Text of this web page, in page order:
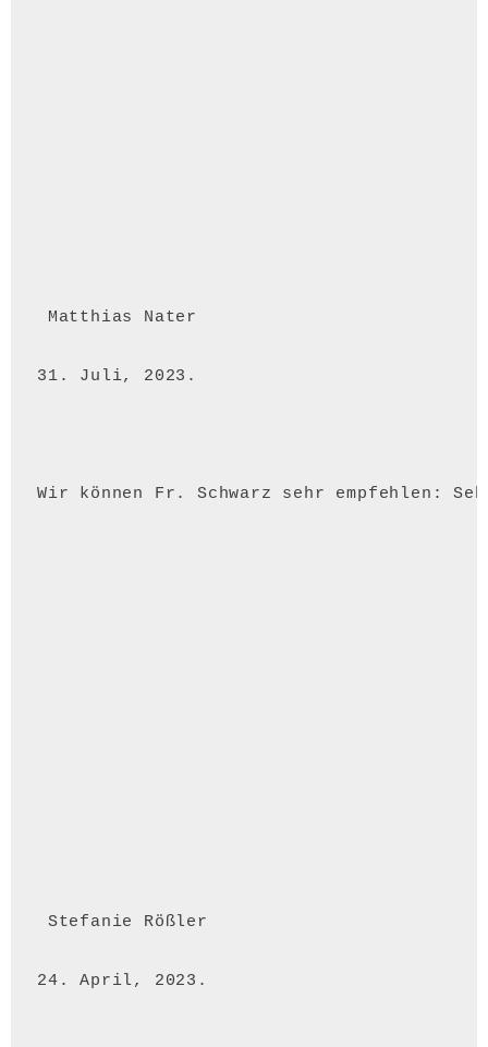
Matthias Nater
31. Juli, 2023.
Wir können Fr. Schwarz sehr empfehlen:
Stefanie Rößler
24. April, 2023.